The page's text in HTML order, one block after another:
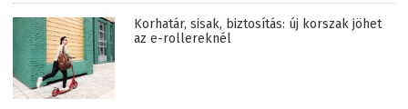
Korhatár, sisak, biztosítás: új korszak jöhet
az e-rollereknél